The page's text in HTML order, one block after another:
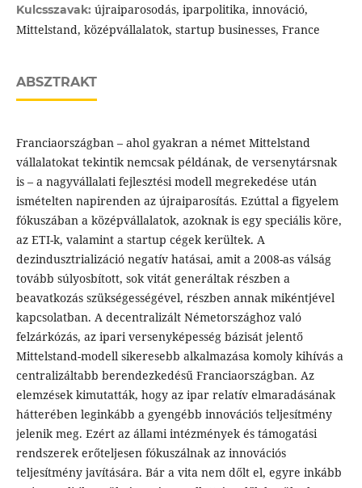
Kulcsszavak: újraiparosodás, iparpolitika, innováció,
Mittelstand, középvállalatok, startup businesses, France
ABSZTRAKT
Franciaországban – ahol gyakran a német Mittelstand
vállalatokat tekintik nemcsak példának, de versenytársnak
is – a nagyvállalati fejlesztési modell megrekedése után
ismételten napirenden az újraiparosítás. Ezúttal a figyelem
fókuszában a középvállalatok, azoknak is egy speciális köre,
az ETI-k, valamint a startup cégek kerültek. A
dezindusztrializáció negatív hatásai, amit a 2008-as válság
tovább súlyosbított, sok vitát generáltak részben a
beavatkozás szükségességével, részben annak mikéntjével
kapcsolatban. A decentralizált Németországhoz való
felzárkózás, az ipari versenyképesség bázisát jelentő
Mittelstand-modell sikeresebb alkalmazása komoly kihívás a
centralizáltabb berendezkedésű Franciaországban. Az
elemzések kimutatták, hogy az ipar relatív elmaradásának
hátterében leginkább a gyengébb innovációs teljesítmény
jelenik meg. Ezért az állami intézmények és támogatási
rendszerek erőteljesen fókuszálnak az innovációs
teljesítmény javítására. Bár a vita nem dőlt el, egyre inkább